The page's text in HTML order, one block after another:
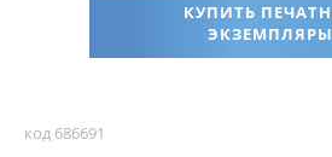
КУПИТЬ
ЭКЗЕМПЛЯРЫ
код 686691